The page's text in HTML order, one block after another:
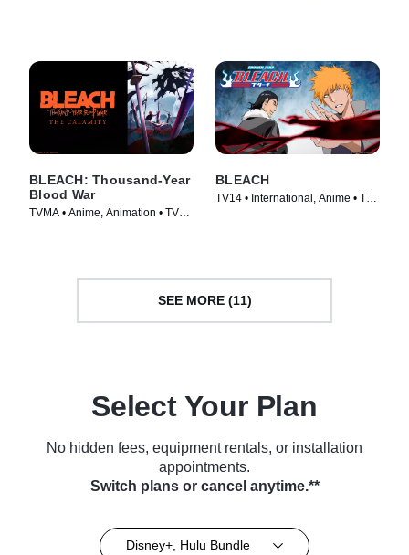
BLEACH: Thousand-Year
Blood War
TVMA • Anime, Animation • TV
BLEACH
TV14 • International, Anime • TV
SEE MORE (11)
Select Your Plan
No hidden fees, equipment rentals, or installation
appointments.
Switch plans or cancel anytime.**
Disney+, Hulu Bundle